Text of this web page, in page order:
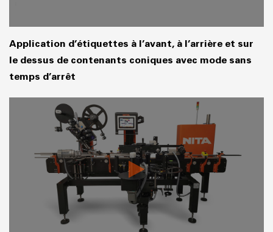
Application d’étiquettes à l’avant, à l’arrière et sur
le dessus de contenants coniques avec mode sans
temps d’arrêt